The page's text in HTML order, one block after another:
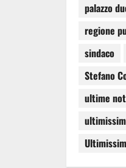
palazzo
regione
sindaco
Stefano
ultime